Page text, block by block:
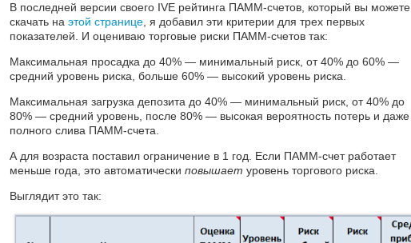
В последней версии своего IVE рейтинга ПАММ-счетов, который вы можете
скачать на этой странице , я добавил эти критерии для трех первых
показателей. И оцениваю торговые риски ПАММ-счетов так:
Максимальная просадка до 40% — минимальный риск, от 40% до 60% —
средний уровень риска, больше 60% — высокий уровень риска.
Максимальная загрузка депозита до 40% — минимальный риск, от 40% до
80% — средний уровень, после 80% — высокая вероятность потерь и даже
полного слива ПАММ-счета.
А для возраста поставил ограничение в 1 год. Если ПАММ-счет работает
меньше года, это автоматически повышает уровень торгового риска.
Выглядит это так: